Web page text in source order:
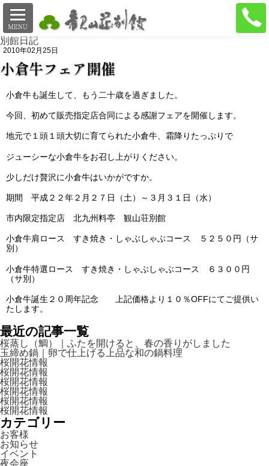
別館日記
2010年02月25日
小倉牛フェア開催
小倉牛も誕生して、もう二十歳を過ぎました。
今回、初めて販売指定店合同による感謝フェアを開催します。
地元で１頭１頭大切に育てられた小倉牛、霜降りたっぷりで
ジューシーな小倉牛をお召し上がりください。
少しだけ贅沢に小倉牛はいかがですか。
期間 平成２２年２月２７日（土）～３月３１日（水）
市内限定指定店 北九州料亭 観山荘別館
小倉牛肩ロース すき焼き・しゃぶしゃぶコース ５２５０円（サ
別）
小倉牛特選ロース すき焼き・しゃぶしゃぶコース ６３００円
（サ別）
小倉牛誕生２０周年記念 上記価格より１０％OFFにてご提供い
たします。
最近の記事一覧
桜蒸し（鯛）｜ふたを開けると、春の香りがしました
玉締め鍋｜卵で仕上げる上品な和の鍋料理
桜開花情報
桜開花情報
桜開花情報
桜開花情報
桜開花情報
桜開花情報
カテゴリー
お客様
お知らせ
イベント
夜会座
料理
イベント
ご案内
地図